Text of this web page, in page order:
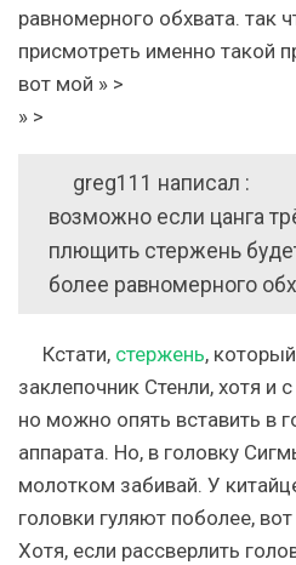
равномерного обхвата. так
присмотреть именно такой
вот мой » >
» >
greg111 написал :
возможно если цанга
плющить стержень
более равномерного
Кстати, стержень,
заклепочник Стенли, хотя и
но можно опять вставить в
аппарата. Но, в головку
молотком забивай. У
головки гуляют поболее, вот
Хотя, если рассверлить